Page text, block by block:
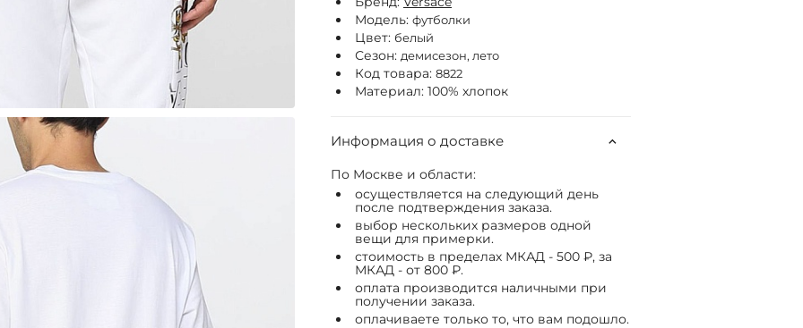
Модель: футболки
Цвет: белый
Сезон: демисезон, лето
Код товара: 8822
Материал: 100% хлопок
Информация о доставке
По Москве и области:
осуществляется на следующий день
после подтверждения заказа.
выбор нескольких размеров одной
вещи для примерки.
стоимость в пределах МКАД - 500 ₽, за
МКАД - от 800 ₽.
оплата производится наличными при
получении заказа.
оплачиваете только то, что вам подошло.